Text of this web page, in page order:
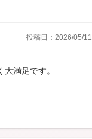
投稿日：2026/05/11
満足です。